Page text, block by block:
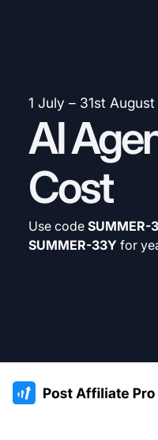
1 July – 31st
AI
Cost
Use code SUMMER-
SUMMER-33Y for
:site.title